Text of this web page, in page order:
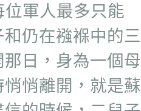
軍人最多只能
仍在襁褓中的三
日，身為一個母
悄離開，就是蘇